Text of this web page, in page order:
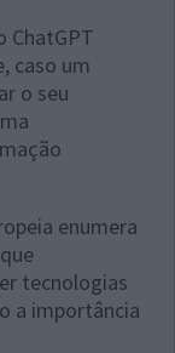
ChatGPT
caso um
o seu
enumera
tecnologias
a importância